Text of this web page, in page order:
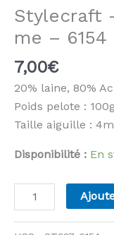
Stylecraft
me – 6154
7,00€
20% laine, 80%
Poids pelote :
Taille aiguille :
Disponibilité : En
quantité
de